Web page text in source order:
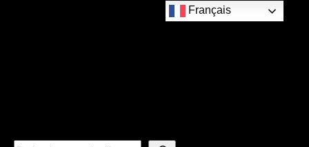
Français